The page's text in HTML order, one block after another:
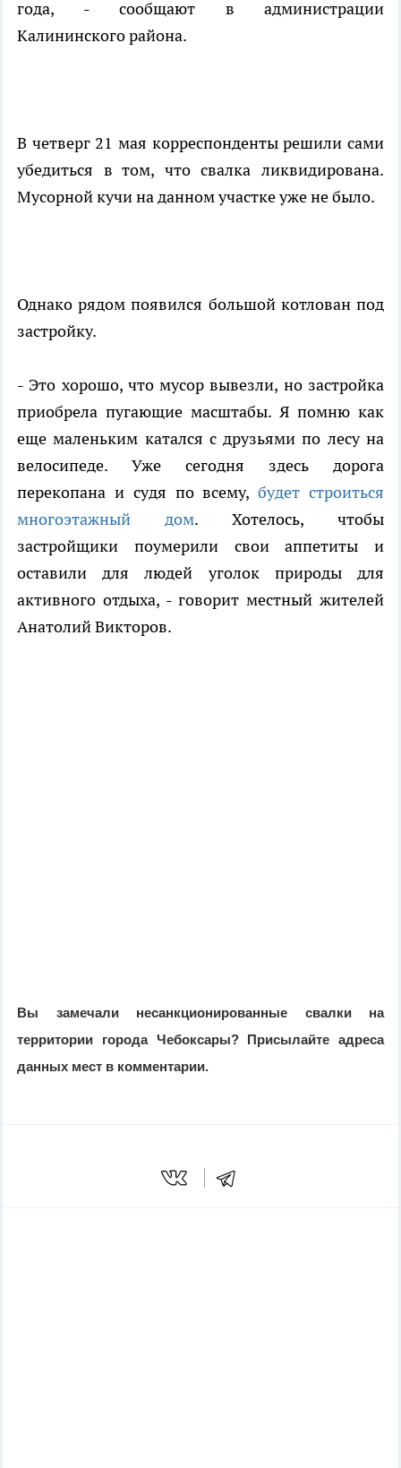
года, - сообщают в администрации
Калининского района.
В четверг 21 мая корреспонденты решили сами
убедиться в том, что свалка ликвидирована.
Мусорной кучи на данном участке уже не было.
Однако рядом появился большой котлован под
застройку.
- Это хорошо, что мусор вывезли, но застройка
приобрела пугающие масштабы. Я помню как
еще маленьким катался с друзьями по лесу на
велосипеде. Уже сегодня здесь дорога
перекопана и судя по всему,будет строиться
многоэтажный дом. Хотелось, чтобы
застройщики поумерили свои аппетиты и
оставили для людей уголок природы для
активного отдыха, - говорит местный жителей
Анатолий Викторов.
Вы замечали несанкционированные свалки на
территории города Чебоксары? Присылайте адреса
данных мест в комментарии.